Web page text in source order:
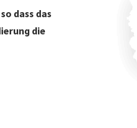
dass das
die